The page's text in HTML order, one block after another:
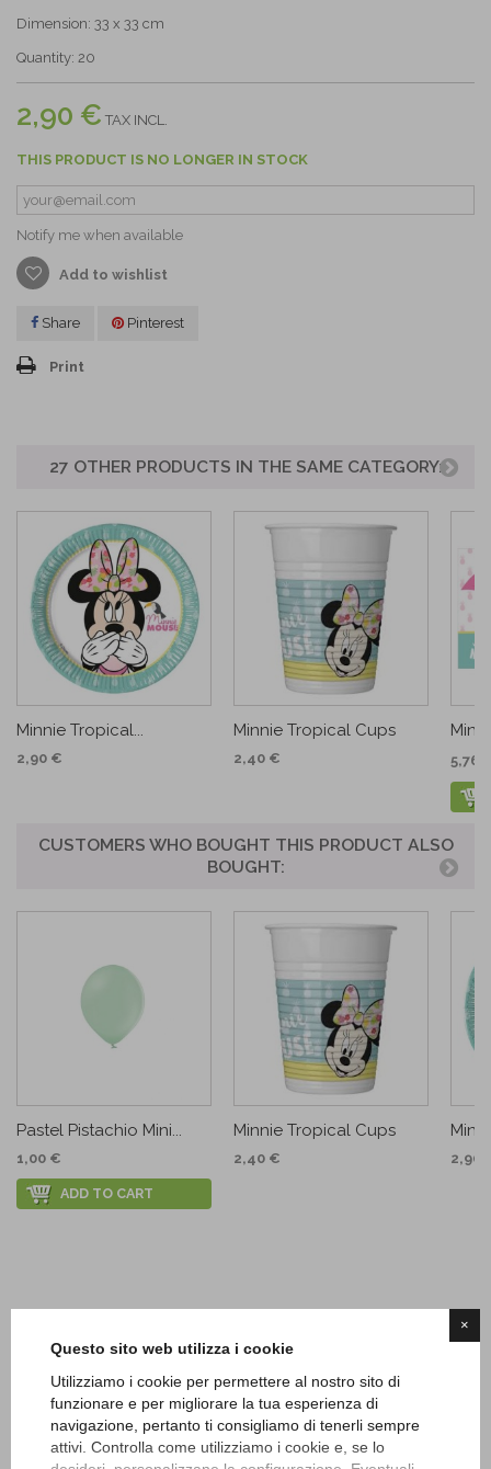
×
Questo sito web utilizza i cookie
Utilizziamo i cookie per permettere al nostro sito di
funzionare e per migliorare la tua esperienza di
navigazione, pertanto ti consigliamo di tenerli sempre
attivi. Controlla come utilizziamo i cookie e, se lo
Dimension: 33 x 33 cm
Quantity: 20
2,90 € TAX INCL.
THIS PRODUCT IS NO LONGER IN STOCK
Notify me when available
Add to wishlist
Share Pinterest
Print
27 OTHER PRODUCTS IN THE SAME CATEGORY:
Minnie Tropical...
2,90 €
Minnie Tropical Cups
2,40 € 5,76
CUSTOMERS WHO BOUGHT THIS PRODUCT ALSO
BOUGHT:
Pastel Pistachio Mini...
1,00 €
ADD TO CART
Minnie Tropical Cups
2,40 € 2,90